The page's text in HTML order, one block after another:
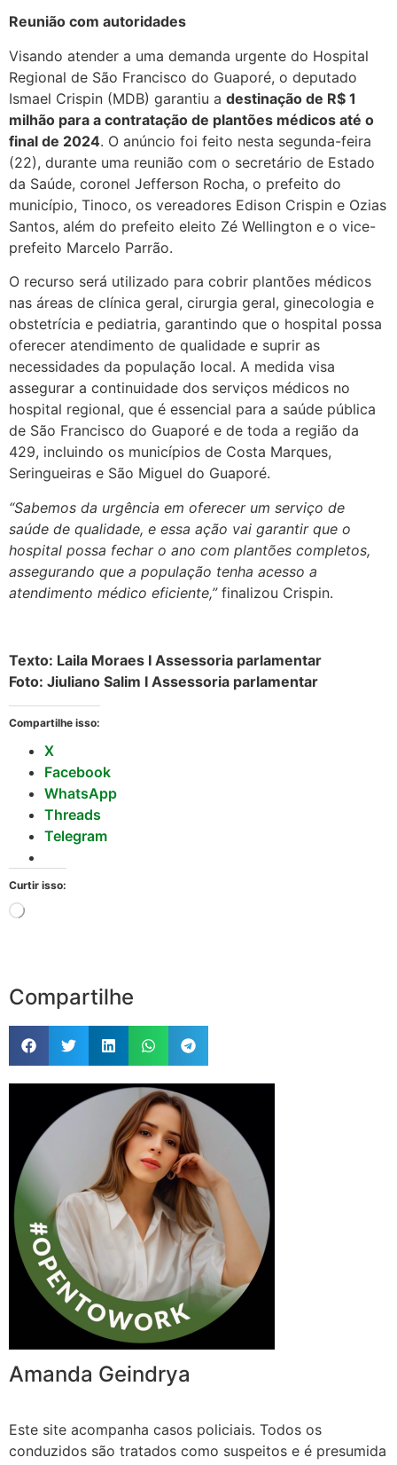
Reunião com autoridades
Visando atender a uma demanda urgente do Hospital
Regional de São Francisco do Guaporé, o deputado
Ismael Crispin (MDB) garantiu a destinação de R$ 1
milhão para a contratação de plantões médicos até o
final de 2024. O anúncio foi feito nesta segunda-feira
(22), durante uma reunião com o secretário de Estado
da Saúde, coronel Jefferson Rocha, o prefeito do
município, Tinoco, os vereadores Edison Crispin e Ozias
Santos, além do prefeito eleito Zé Wellington e o vice-
prefeito Marcelo Parrão.
O recurso será utilizado para cobrir plantões médicos
nas áreas de clínica geral, cirurgia geral, ginecologia e
obstetrícia e pediatria, garantindo que o hospital possa
oferecer atendimento de qualidade e suprir as
necessidades da população local. A medida visa
assegurar a continuidade dos serviços médicos no
hospital regional, que é essencial para a saúde pública
de São Francisco do Guaporé e de toda a região da
429, incluindo os municípios de Costa Marques,
Seringueiras e São Miguel do Guaporé.
“Sabemos da urgência em oferecer um serviço de
saúde de qualidade, e essa ação vai garantir que o
hospital possa fechar o ano com plantões completos,
assegurando que a população tenha acesso a
atendimento médico eficiente,”finalizou Crispin.
Texto: Laila Moraes I Assessoria parlamentar
Foto: Jiuliano Salim I Assessoria parlamentar
Compartilhe isso:
X
Facebook
WhatsApp
Threads
Telegram
Curtir isso:
Compartilhe
Amanda Geindrya
Este site acompanha casos policiais. Todos os
conduzidos são tratados como suspeitos e é presumida